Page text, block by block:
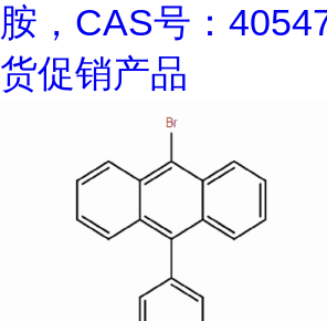
胺，CAS号：
货促销产品